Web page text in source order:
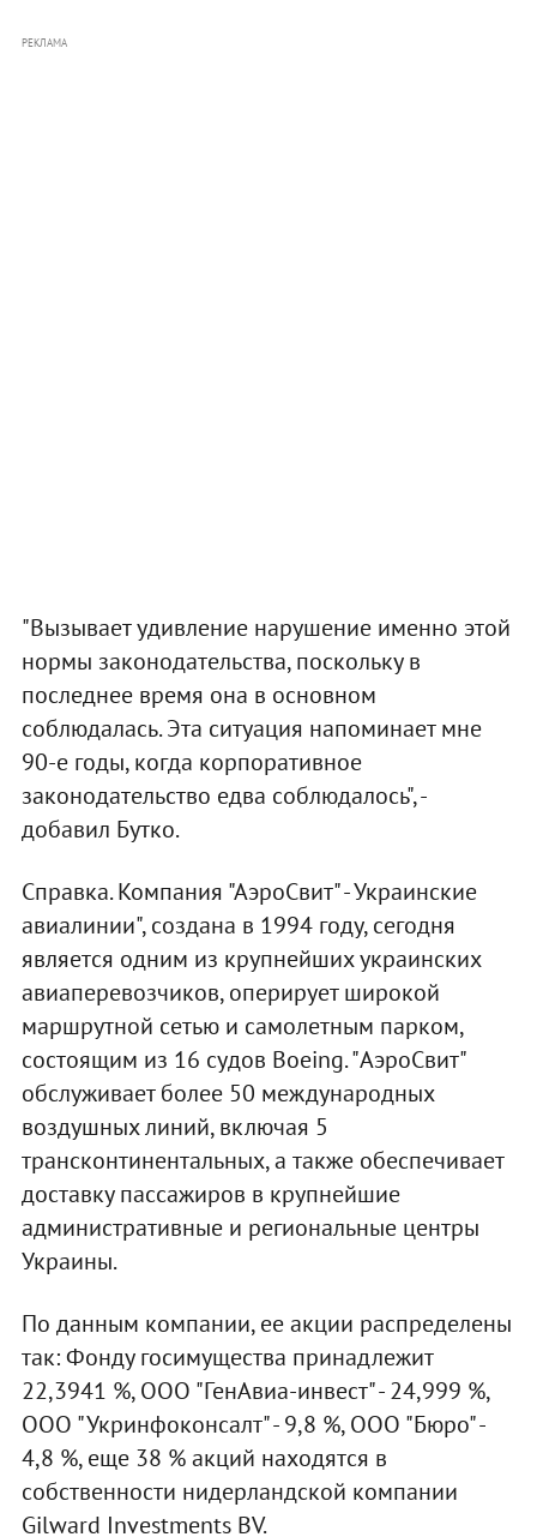
РЕКЛАМА
"Вызывает удивление нарушение именно этой
нормы законодательства, поскольку в
последнее время она в основном
соблюдалась. Эта ситуация напоминает мне
90-е годы, когда корпоративное
законодательство едва соблюдалось", -
добавил Бутко.
Справка. Компания "АэроСвит" - Украинские
авиалинии", создана в 1994 году, сегодня
является одним из крупнейших украинских
авиаперевозчиков, оперирует широкой
маршрутной сетью и самолетным парком,
состоящим из 16 судов Boeing. "АэроСвит"
обслуживает более 50 международных
воздушных линий, включая 5
трансконтинентальных, а также обеспечивает
доставку пассажиров в крупнейшие
административные и региональные центры
Украины.
По данным компании, ее акции распределены
так: Фонду госимущества принадлежит
22,3941 %, ООО "ГенАвиа-инвест" - 24,999 %,
ООО "Укринфоконсалт" - 9,8 %, ООО "Бюро" -
4,8 %, еще 38 % акций находятся в
собственности нидерландской компании
Gilward Investments BV.